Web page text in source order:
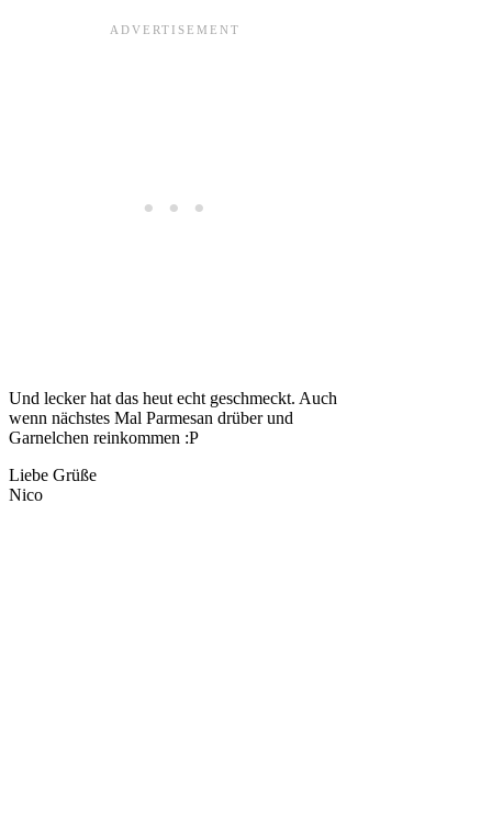
Und lecker hat das heut echt geschmeckt. Auch
wenn nächstes Mal Parmesan drüber und
Garnelchen reinkommen :P
Liebe Grüße
Nico